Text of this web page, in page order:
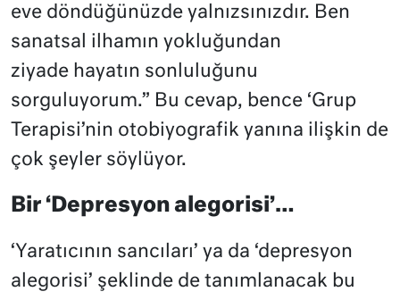
eve döndüğünüzde yalnızsınızdır. Ben
sanatsal ilhamın yokluğundan
ziyade hayatın sonluluğunu
sorguluyorum.” Bu cevap, bence ‘Grup
Terapisi’nin otobiyografik yanına ilişkin de
çok şeyler söylüyor.
Bir ‘Depresyon alegorisi’…
‘Yaratıcının sancıları’ ya da ‘depresyon
alegorisi’ şeklinde de tanımlanacak bu